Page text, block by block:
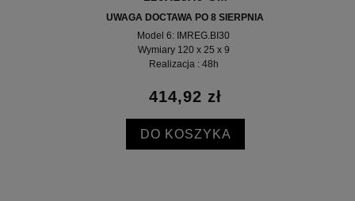
UWAGA DOCTAWA PO 8 SIERPNIA
Model 6: IMREG.BI30
Wymiary 120 x 25 x 9
Realizacja : 48h
414,92 zł
DO KOSZYKA